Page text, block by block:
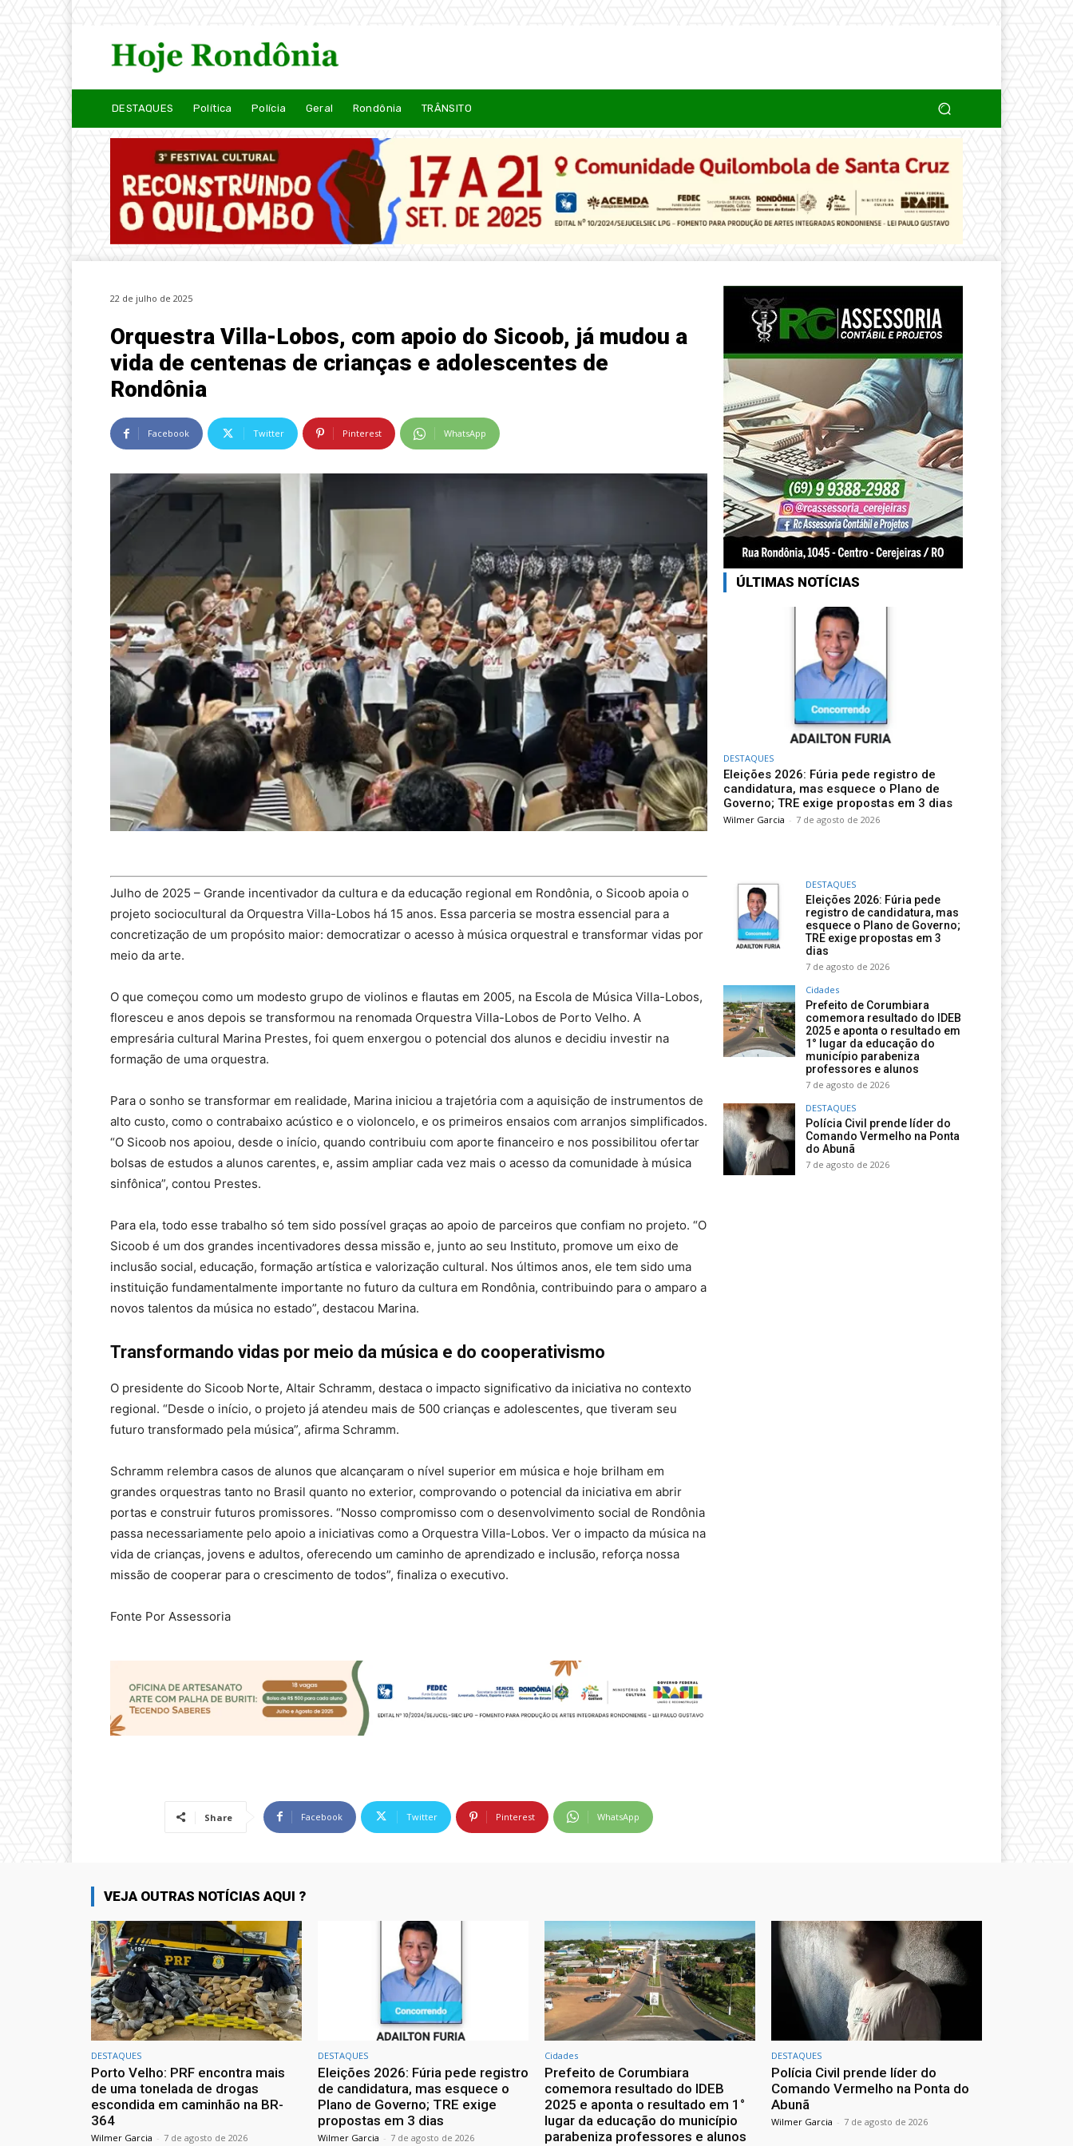
DESTAQUES Política Polícia Geral Rondônia TRÂNSITO
22 de julho de 2025
Orquestra Villa-Lobos, com apoio do Sicoob, já mudou a
vida de centenas de crianças e adolescentes de
Rondônia
Facebook Twitter Pinterest WhatsApp
Julho de 2025 – Grande incentivador da cultura e da educação regional em Rondônia, o Sicoob apoia o
projeto sociocultural da Orquestra Villa-Lobos há 15 anos. Essa parceria se mostra essencial para a
concretização de um propósito maior: democratizar o acesso à música orquestral e transformar vidas por
meio da arte.
O que começou como um modesto grupo de violinos e flautas em 2005, na Escola de Música Villa-Lobos,
floresceu e anos depois se transformou na renomada Orquestra Villa-Lobos de Porto Velho. A
empresária cultural Marina Prestes, foi quem enxergou o potencial dos alunos e decidiu investir na
formação de uma orquestra.
Para o sonho se transformar em realidade, Marina iniciou a trajetória com a aquisição de instrumentos de
alto custo, como o contrabaixo acústico e o violoncelo, e os primeiros ensaios com arranjos simplificados.
“O Sicoob nos apoiou, desde o início, quando contribuiu com aporte financeiro e nos possibilitou ofertar
bolsas de estudos a alunos carentes, e, assim ampliar cada vez mais o acesso da comunidade à música
sinfônica”, contou Prestes.
Para ela, todo esse trabalho só tem sido possível graças ao apoio de parceiros que confiam no projeto. “O
Sicoob é um dos grandes incentivadores dessa missão e, junto ao seu Instituto, promove um eixo de
inclusão social, educação, formação artística e valorização cultural. Nos últimos anos, ele tem sido uma
instituição fundamentalmente importante no futuro da cultura em Rondônia, contribuindo para o amparo a
novos talentos da música no estado”, destacou Marina.
Transformando vidas por meio da música e do cooperativismo
O presidente do Sicoob Norte, Altair Schramm, destaca o impacto significativo da iniciativa no contexto
regional. “Desde o início, o projeto já atendeu mais de 500 crianças e adolescentes, que tiveram seu
futuro transformado pela música”, afirma Schramm.
Schramm relembra casos de alunos que alcançaram o nível superior em música e hoje brilham em
grandes orquestras tanto no Brasil quanto no exterior, comprovando o potencial da iniciativa em abrir
portas e construir futuros promissores. “Nosso compromisso com o desenvolvimento social de Rondônia
passa necessariamente pelo apoio a iniciativas como a Orquestra Villa-Lobos. Ver o impacto da música na
vida de crianças, jovens e adultos, oferecendo um caminho de aprendizado e inclusão, reforça nossa
missão de cooperar para o crescimento de todos”, finaliza o executivo.
Fonte Por Assessoria
Share Facebook Twitter Pinterest WhatsApp
ÚLTIMAS NOTÍCIAS
DESTAQUES
Eleições 2026: Fúria pede registro de
candidatura, mas esquece o Plano de
Governo; TRE exige propostas em 3 dias
Wilmer Garcia - 7 de agosto de 2026
DESTAQUES
Eleições 2026: Fúria pede
registro de candidatura, mas
esquece o Plano de Governo;
TRE exige propostas em 3
dias
7 de agosto de 2026
Cidades
Prefeito de Corumbiara
comemora resultado do IDEB
2025 e aponta o resultado em
1° lugar da educação do
município parabeniza
professores e alunos
7 de agosto de 2026
DESTAQUES
Polícia Civil prende líder do
Comando Vermelho na Ponta
do Abunã
7 de agosto de 2026
VEJA OUTRAS NOTÍCIAS AQUI ?
DESTAQUES
Porto Velho: PRF encontra mais
de uma tonelada de drogas
escondida em caminhão na BR-
364
Wilmer Garcia - 7 de agosto de 2026
DESTAQUES
Eleições 2026: Fúria pede registro
de candidatura, mas esquece o
Plano de Governo; TRE exige
propostas em 3 dias
Wilmer Garcia - 7 de agosto de 2026
Cidades
Prefeito de Corumbiara
comemora resultado do IDEB
2025 e aponta o resultado em 1°
lugar da educação do município
parabeniza professores e alunos
DESTAQUES
Polícia Civil prende líder do
Comando Vermelho na Ponta do
Abunã
Wilmer Garcia - 7 de agosto de 2026